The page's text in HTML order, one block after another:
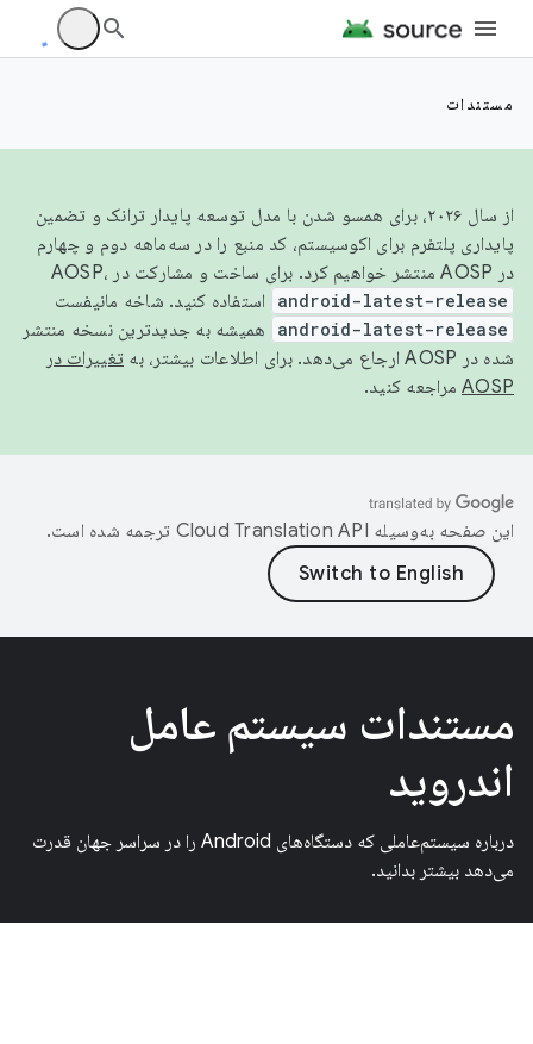
مستندات
از سال ۲۰۲۶، برای همسو شدن با مدل توسعه پایدار ترانک و تضمین
پایداری پلتفرم برای اکوسیستم، کد منبع را در سه‌ماهه دوم و چهارم
در AOSP منتشر خواهیم کرد. برای ساخت و مشارکت در AOSP،
android-latest-release استفاده کنید. شاخه مانیفست
android-latest-release
همیشه به جدیدترین نسخه منتشر
شده در AOSP ارجاع می‌دهد. برای اطلاعات بیشتر، به
تغییرات در
AOSP مراجعه کنید.
این صفحه به‌وسیله ترجمه شده است.
مستندات سیستم عامل
اندروید
درباره سیستم‌عاملی که دستگاه‌های Android را در سراسر جهان قدرت
می‌دهد بیشتر بدانید.